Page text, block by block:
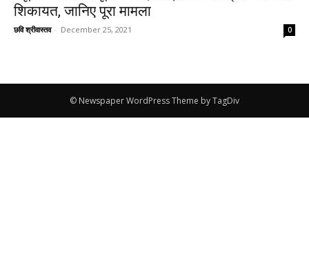
शिकायत, जानिए पूरा मामला
छवि श्रीवास्तव - December 25, 2021 0
© Newspaper WordPress Theme by TagDiv